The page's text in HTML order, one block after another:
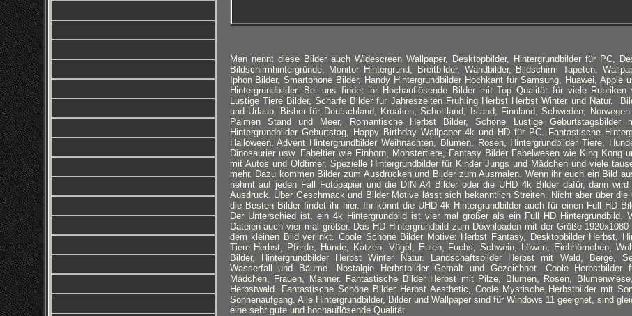
Man nennt diese Bilder auch Widescreen Wallpaper, Desktopbilder, Hintergrundbilder für PC,
Bildschirmhintergründe, Monitor Hintergrund, Breitbilder, Wandbilder, Bildschirm Tapeten,
Iphon Bilder, Smartphone Bilder, Handy Hintergrundbilder Hochkant für Samsung, Huawei, Apple
Hintergrundbilder. Bei uns findet ihr Hochauflösende Bilder mit Top Qualität für viele
Lustige Tiere Bilder, Scharfe Bilder für Jahreszeiten Frühling Herbst Herbst Winter und Natur.
und Urlaub. Bisher für Deutschland, Kroatien, Schottland, Island, Finnland, Schweden,
Palmen Stand und Meer, Romantische Herbst Bilder, Schöne Lustige Geburtstagsbilder
Hintergrundbilder Geburtstag, Happy Birthday Wallpaper 4k und HD für PC. Fantastische
Halloween, Advent Hintergrundbilder Weihnachten, Blumen, Rosen, Hintergrundbilder Tiere,
Dinosaurier usw. Fabeltier wie Einhorn, Monstertiere, Fantasy Bilder Fabelwesen wie King Kong
mit Autos und Oldtimer, Spezielle Hintergrundbilder für Kinder Jungs und Mädchen und viele
mehr. Dazu kommen Bilder zum Ausdrucken und Bilder zum Ausmalen. Wenn ihr euch ein Bild
nehmt auf jeden Fall Fotopapier und die DIN A4 Bilder oder die UHD 4k Bilder dafür, dann
Ausdruck. Über Geschmack und Bilder Motive lässt sich bekanntlich Streiten. Nicht aber über die
die Besten Bilder findet ihr hier. Ihr könnt die UHD 4k Hintergrundbilder auch für einen Full HD
Der Unterschied ist, ein 4k Hintergrundbild ist vier mal größer als ein Full HD Hintergrundbild.
Dateien auch vier mal größer. Das HD Hintergrundbild zum Downloaden mit der Größe
dem kleinen Bild verlinkt. Coole Schöne Bilder Motive: Herbst Fantasy, Desktopbilder Herbst,
Tiere Herbst, Pferde, Hunde, Katzen, Vögel, Eulen, Fuchs, Schwein, Löwen, Eichhörnchen,
Bilder, Hintergrundbilder Herbst Winter Natur. Landschaftsbilder Herbst mit Wald, Berge,
Wasserfall und Bäume. Nostalgie Herbstbilder Gemalt und Gezeichnet. Coole Herbstbilder
Mädchen, Frauen, Männer. Fantastische Bilder Herbst mit Pilze, Blumen, Rosen,
Herbstwald. Fantastische Schöne Bilder Herbst Aesthetic, Coole Mystische Herbstbilder mit
Sonnenaufgang. Alle Hintergrundbilder, Bilder und Wallpaper sind für Windows 11 geeignet, sind
eine sehr gute und hochauflösende Qualität.